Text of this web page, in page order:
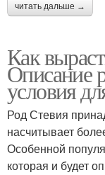
читать дальше →
Как
Описание
условия
Род Стевия
насчитывает
Особенной
которая и будет